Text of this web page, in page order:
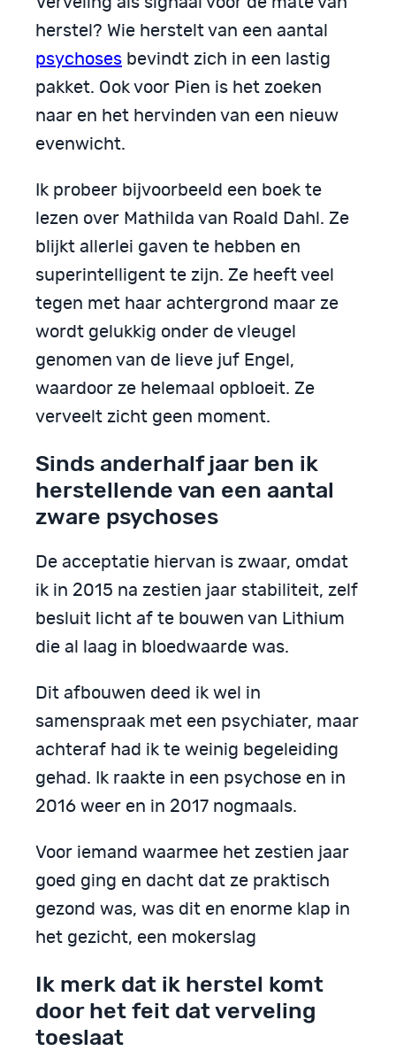
herstel? Wie herstelt van een aantal
psychoses bevindt zich in een lastig
pakket. Ook voor Pien is het zoeken
naar en het hervinden van een nieuw
evenwicht.
Ik probeer bijvoorbeeld een boek te
lezen over Mathilda van Roald Dahl. Ze
blijkt allerlei gaven te hebben en
superintelligent te zijn. Ze heeft veel
tegen met haar achtergrond maar ze
wordt gelukkig onder de vleugel
genomen van de lieve juf Engel,
waardoor ze helemaal opbloeit. Ze
verveelt zicht geen moment.
Sinds anderhalf jaar ben ik
herstellende van een aantal
zware psychoses
De acceptatie hiervan is zwaar, omdat
ik in 2015 na zestien jaar stabiliteit, zelf
besluit licht af te bouwen van Lithium
die al laag in bloedwaarde was.
Dit afbouwen deed ik wel in
samenspraak met een psychiater, maar
achteraf had ik te weinig begeleiding
gehad. Ik raakte in een psychose en in
2016 weer en in 2017 nogmaals.
Voor iemand waarmee het zestien jaar
goed ging en dacht dat ze praktisch
gezond was, was dit en enorme klap in
het gezicht, een mokerslag
Ik merk dat ik herstel komt
door het feit dat verveling
toeslaat